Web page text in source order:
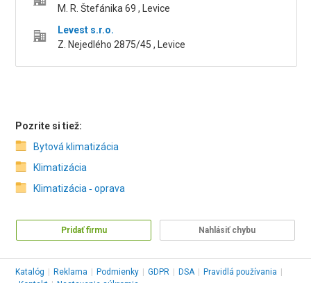
M. R. Štefánika 69 , Levice
Levest s.r.o.
Z. Nejedlého 2875/45 , Levice
Pozrite si tiež:
Bytová klimatizácia
Klimatizácia
Klimatizácia ‑ oprava
Pridať firmu Nahlásiť chybu
Katalóg Reklama Podmienky GDPR DSA Pravidlá používania